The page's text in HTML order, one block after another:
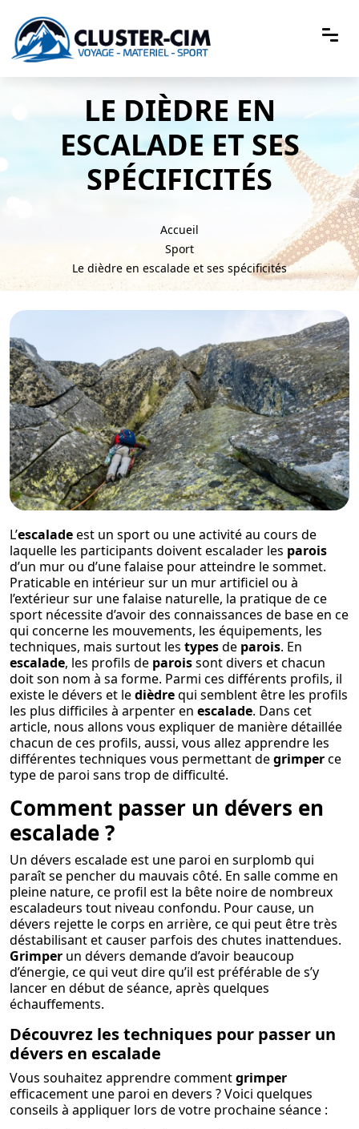
LE DIÈDRE EN
ESCALADE ET SES
SPÉCIFICITÉS
Accueil
Sport
Le dièdre en escalade et ses spécificités
L’escaladeest un sport ou une activité au cours de
laquelle les participants doivent escalader les parois
d’un mur ou d’une falaise pour atteindre le sommet.
Praticable en intérieur sur un mur artificiel ou à
l’extérieur sur une falaise naturelle, la pratique de ce
sport nécessite d’avoir des connaissances de base en ce
qui concerne les mouvements, les équipements, les
techniques, mais surtout les typesde parois. En
escalade, les profils de paroissont divers et chacun
doit son nom à sa forme. Parmi ces différents profils, il
existe le dévers et ledièdrequi semblent être les profils
les plus difficiles à arpenter en escalade. Dans cet
article, nous allons vous expliquer de manière détaillée
chacun de ces profils, aussi, vous allez apprendre les
différentes techniques vous permettant degrimperce
type de paroi sans trop de difficulté.
Comment passer un dévers en
escalade ?
Un dévers escalade est une paroi en surplomb qui
paraît se pencher du mauvais côté. En salle comme en
pleine nature, ce profil est la bête noire de nombreux
escaladeurs tout niveau confondu. Pour cause, un
dévers rejette le corps en arrière, ce qui peut être très
déstabilisant et causer parfois des chutes inattendues.
Grimper un dévers demande d’avoir beaucoup
d’énergie, ce qui veut dire qu’il est préférable de s’y
lancer en début de séance, après quelques
échauffements.
Découvrez les techniques pour passer un
dévers en escalade
Vous souhaitez apprendre commentgrimper
efficacement une paroi en devers ? Voici quelques
conseils à appliquer lors de votre prochaine séance :